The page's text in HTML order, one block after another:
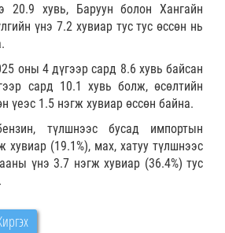
20.9 хувь, Баруун болон Хангайн
үнэ 7.2 хувиар тус тус өссөн нь
оны 4 дүгээр сард 8.6 хувь байсан
сард 10.1 хувь болж, өсөлтийн
үеэс 1.5 нэгж хувиар өссөн байна.
түлшнээс бусад импортын
хувиар (19.1%), мах, хатуу түлшнээс
үнэ 3.7 нэгж хувиар (36.4%) тус